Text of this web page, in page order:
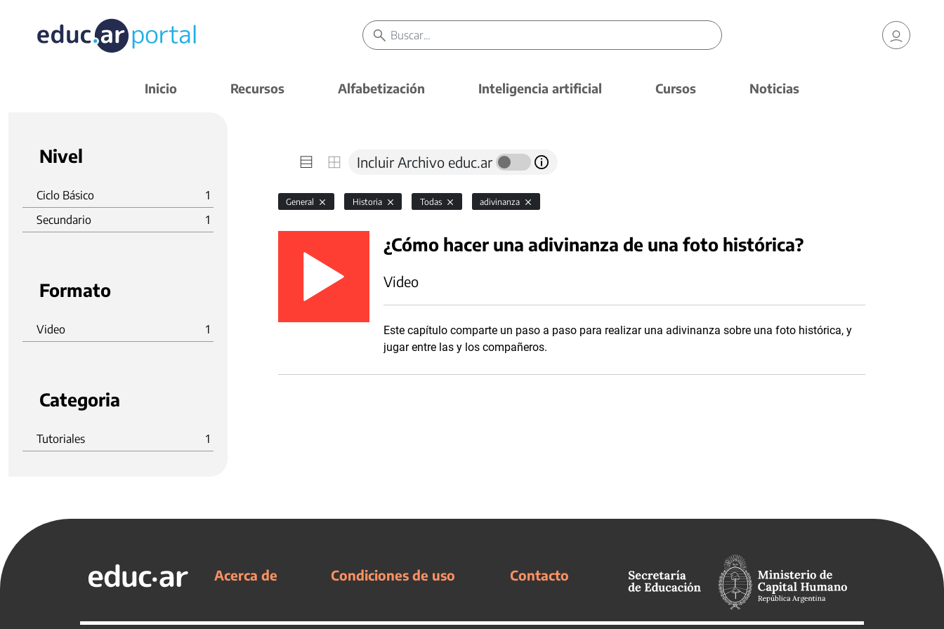
Inicio Recursos Alfabetización Inteligencia artificial Cursos Noticias
Nivel
Ciclo Básico
1
Secundario
1
Formato
Video 1
Categoria
Tutoriales 1
Incluir Archivo educ.ar
General Historia Todas adivinanza
¿Cómo hacer una adivinanza de una foto histórica?
Video
Este capítulo comparte un paso a paso para realizar una adivinanza sobre una foto histórica, y
jugar entre las y los compañeros.
Acerca de Condiciones de uso Contacto